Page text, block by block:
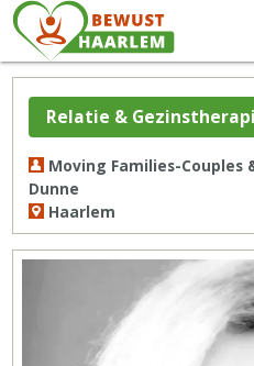
Relatie &
Moving Families-Couples
Dunne
Haarlem